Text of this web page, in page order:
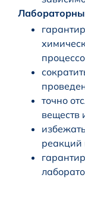
точно
веществ
реакций